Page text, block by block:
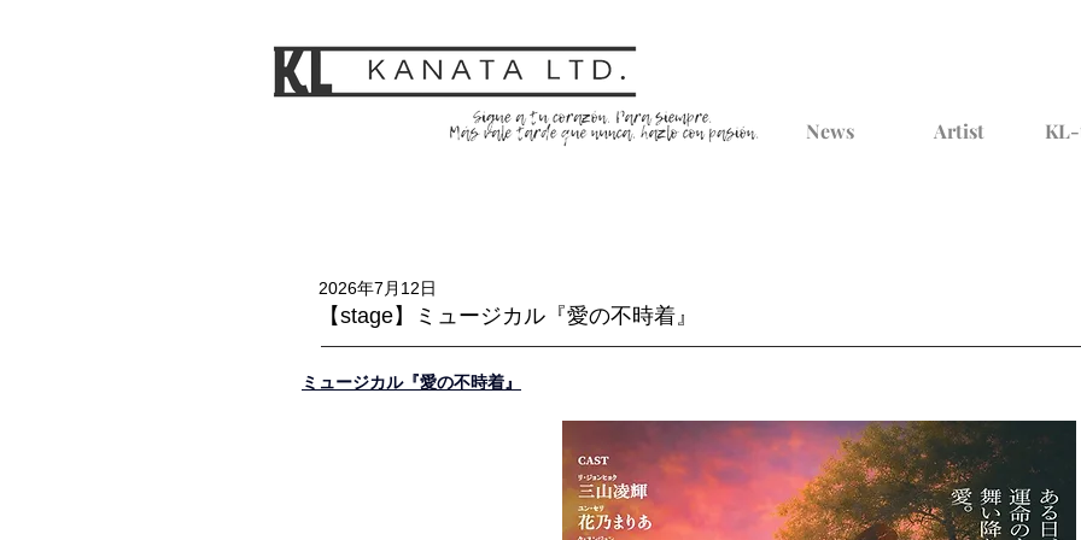
News Artist
2026年7月12日
【stage】ミュージカル『愛の不時着』
ミュージカル『愛の不時着』